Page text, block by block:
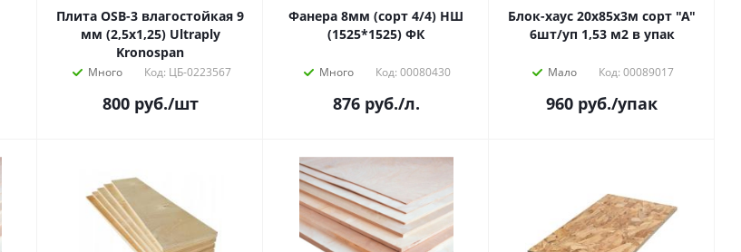
Плита OSB-3 влагостойкая 9
мм (2,5х1,25) Ultraply
Kronospan
Много Код: ЦБ-0223567
800руб./шт
Фанера 8мм (сорт 4/4) НШ
(1525*1525) ФК
Много Код: 00080430
876руб./л.
Блок-хаус 20х85х3м сорт "А"
6шт/уп 1,53 м2 в упак
Мало Код: 00089017
960 руб./упак